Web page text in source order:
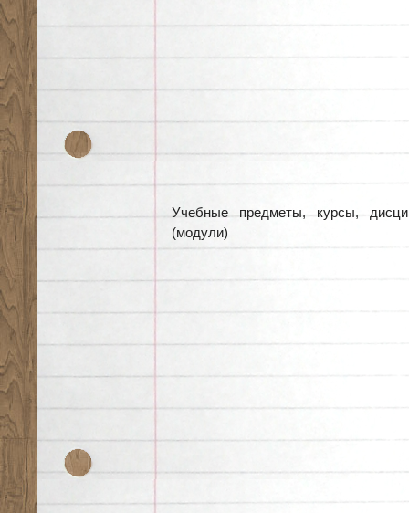
Учебные предметы, курсы,
(модули)